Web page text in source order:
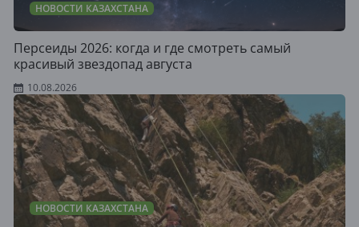
НОВОСТИ КАЗАХСТАНА
Персеиды 2026: когда и где смотреть самый
красивый звездопад августа
10.08.2026
НОВОСТИ КАЗАХСТАНА